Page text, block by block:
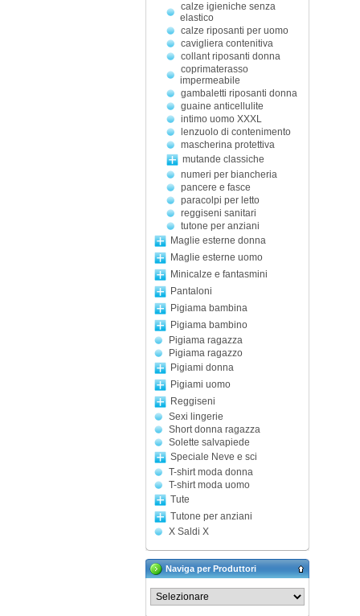
calze igieniche senza
elastico
calze riposanti per uomo
cavigliera contenitiva
collant riposanti donna
coprimaterasso
impermeabile
gambaletti riposanti donna
guaine anticellulite
intimo uomo XXXL
lenzuolo di contenimento
mascherina protettiva
mutande classiche
numeri per biancheria
pancere e fasce
paracolpi per letto
reggiseni sanitari
tutone per anziani
Maglie esterne donna
Maglie esterne uomo
Minicalze e fantasmini
Pantaloni
Pigiama bambina
Pigiama bambino
Pigiama ragazza
Pigiama ragazzo
Pigiami donna
Pigiami uomo
Reggiseni
Sexi lingerie
Short donna ragazza
Solette salvapiede
Speciale Neve e sci
T-shirt moda donna
T-shirt moda uomo
Tute
Tutone per anziani
X Saldi X
Naviga per Produttori